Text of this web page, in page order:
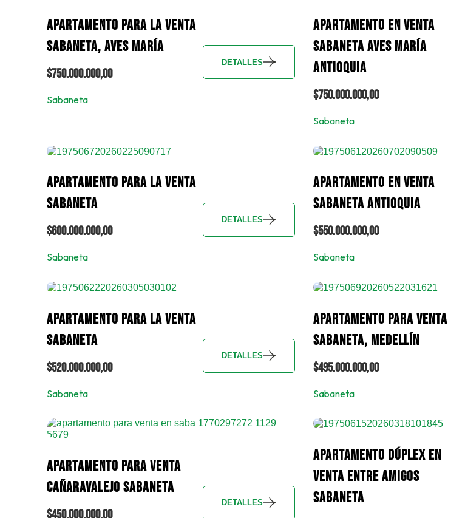
APARTAMENTO PARA LA VENTA
SABANETA, AVES MARÍA
$750.000.000,00
Sabaneta
DETALLES
APARTAMENTO EN VENTA
SABANETA AVES MARÍA
ANTIOQUIA
$750.000.000,00
Sabaneta
APARTAMENTO PARA LA VENTA
SABANETA
$600.000.000,00
Sabaneta
DETALLES
APARTAMENTO EN VENTA
SABANETA ANTIOQUIA
$550.000.000,00
Sabaneta
APARTAMENTO PARA LA VENTA
SABANETA
$520.000.000,00
Sabaneta
DETALLES
APARTAMENTO PARA VENTA
SABANETA, MEDELLÍN
$495.000.000,00
Sabaneta
APARTAMENTO PARA VENTA
CAÑARAVALEJO SABANETA
$450.000.000,00
DETALLES
APARTAMENTO DÚPLEX EN
VENTA ENTRE AMIGOS
SABANETA